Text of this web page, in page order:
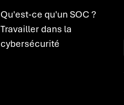
Qu'est-ce qu'un SOC ?
Travailler dans la
cybersécurité